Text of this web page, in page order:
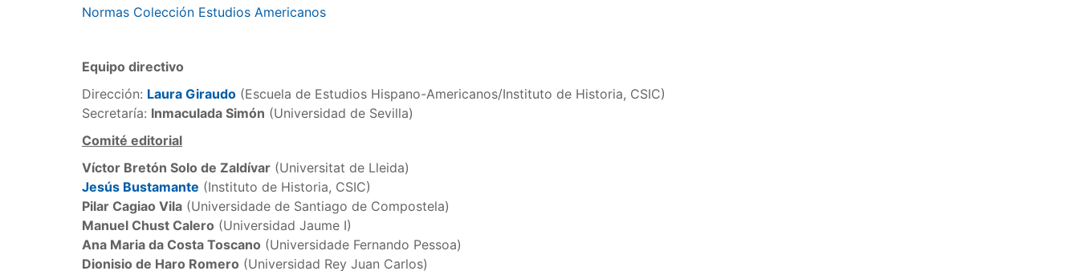
Normas Colección Estudios Americanos
Equipo directivo
Dirección: Laura Giraudo (Escuela de Estudios Hispano-Americanos/Instituto de Historia, CSIC)
Secretaría: Inmaculada Simón (Universidad de Sevilla)
Comité editorial
Víctor Bretón Solo de Zaldívar (Universitat de Lleida)
Jesús Bustamante (Instituto de Historia, CSIC)
Pilar Cagiao Vila (Universidade de Santiago de Compostela)
Manuel Chust Calero (Universidad Jaume I)
Ana Maria da Costa Toscano (Universidade Fernando Pessoa)
Dionisio de Haro Romero (Universidad Rey Juan Carlos)